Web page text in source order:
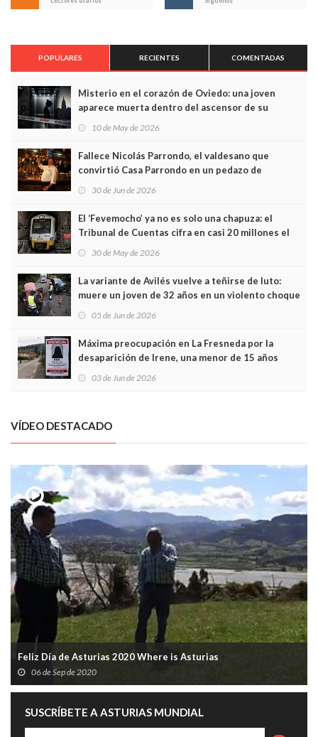
POPULARES RECIENTES COMENTADAS
Misterio en el corazón de Oviedo: una joven
aparece muerta dentro del ascensor de su
edificio y las cámaras captan sus últimos minutos
10 de May de 2026
Fallece Nicolás Parrondo, el valdesano que
convirtió Casa Parrondo en un pedazo de
Asturias en Madrid
30 de Jun de 2026
El ‘Fevemocho’ ya no es solo una chapuza: el
Tribunal de Cuentas cifra en casi 20 millones el
sobrecoste de los trenes que no cabían por los
30 de May de 2026
La variante de Avilés vuelve a teñirse de luto:
muere un joven de 32 años en un violento choque
frontal
05 de Jun de 2026
Máxima preocupación en La Fresneda por la
desaparición de Irene, una menor de 15 años
03 de Jun de 2026
VÍDEO DESTACADO
Feliz Día de Asturias 2020 Where is Asturias
06 de Sep de 2020
SUSCRÍBETE A ASTURIAS MUNDIAL